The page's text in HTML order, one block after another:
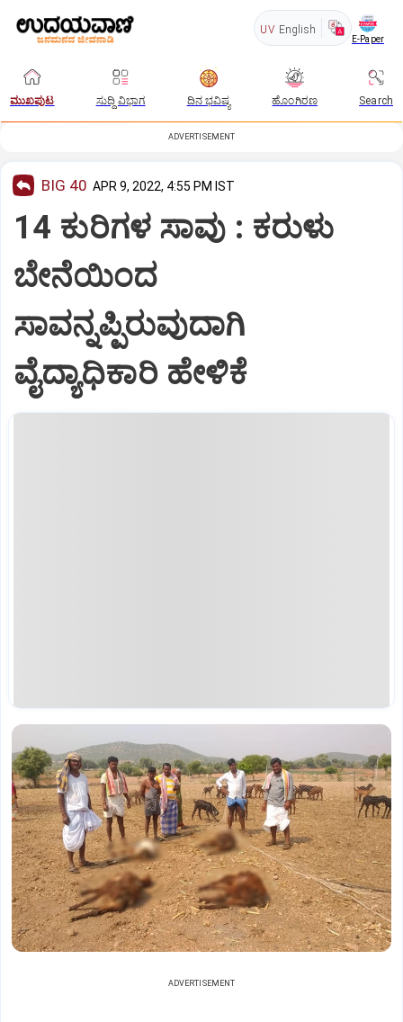
UV English
E-Paper
ಮುಖಪುಟ ಸುದ್ದಿ ವಿಭಾಗ ದಿನ ಭವಿಷ್ಯ ಹೊಂಗಿರಣ Search
ADVERTISEMENT
BIG 40 APR 9, 2022, 4:55 PM IST
14 ಕುರಿಗಳ ಸಾವು : ಕರುಳು
ಬೇನೆಯಿಂದ
ಸಾವನ್ನಪ್ಪಿರುವುದಾಗಿ
ವೈದ್ಯಾಧಿಕಾರಿ ಹೇಳಿಕೆ
ADVERTISEMENT